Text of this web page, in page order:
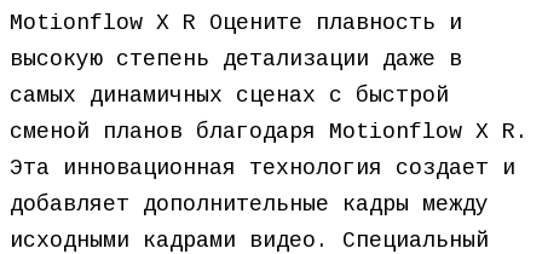
Motionflow X R Оцените плавность и
высокую степень детализации даже в
самых динамичных сценах с быстрой
сменой планов благодаря Motionflow X R.
Эта инновационная технология создает и
добавляет дополнительные кадры между
исходными кадрами видео. Специальный